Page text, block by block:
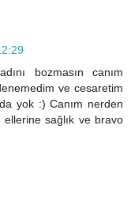
bozmasın canım
ve cesaretim
yok :) Canım nerden
ellerine sağlık ve bravo